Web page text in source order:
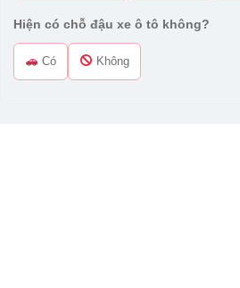
Hiện có chỗ đậu xe ô tô không?
Có Không